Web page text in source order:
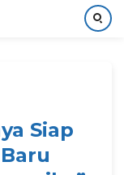
Siap